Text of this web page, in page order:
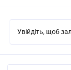
Увійдіть, щоб